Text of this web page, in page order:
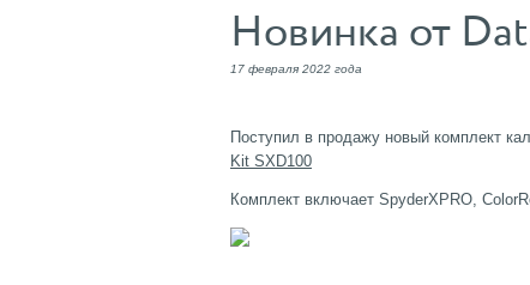
Новинка от
17 февраля 2022 года
Поступил в продажу новый комплект
Kit SXD100
Комплект включает SpyderXPRO,